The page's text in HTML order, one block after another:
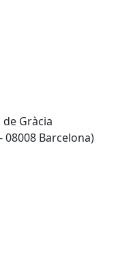
Gràcia
08008 Barcelona)